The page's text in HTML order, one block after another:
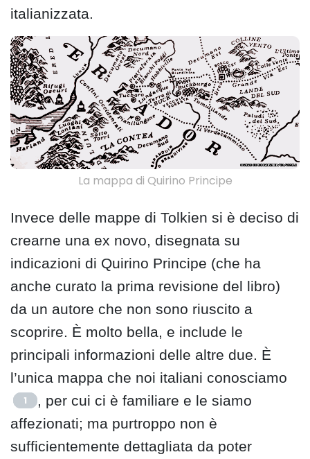
italianizzata.
La mappa di Quirino Principe
Invece delle mappe di Tolkien si è deciso di
crearne una ex novo, disegnata su
indicazioni di Quirino Principe (che ha
anche curato la prima revisione del libro)
da un autore che non sono riuscito a
scoprire. È molto bella, e include le
principali informazioni delle altre due. È
l’unica mappa che noi italiani conosciamo
1
, per cui ci è familiare e le siamo
affezionati; ma purtroppo non è
sufficientemente dettagliata da poter